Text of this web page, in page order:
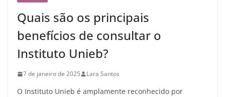
Quais são os principais
benefícios de consultar o
Instituto Unieb?
7 de janeiro de 2025 Lara Santos
O Instituto Unieb é amplamente reconhecido por